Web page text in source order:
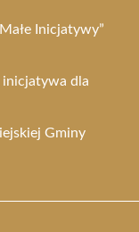
Inicjatywy”
inicjatywa dla
Gminy